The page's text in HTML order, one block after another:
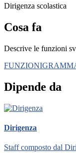
Dirigenza scolastica
Cosa fa
Descrive le funzioni
Dipende da
Dirigenza
Staff composto dal